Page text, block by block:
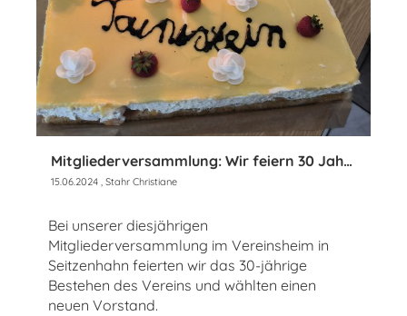
Mitgliederversammlung: Wir feiern 30 Jahre Tai Chi Verein Taunusstein
15.06.2024 , Stahr Christiane
Bei unserer diesjährigen
Mitgliederversammlung im Vereinsheim in
Seitzenhahn feierten wir das 30-jährige
Bestehen des Vereins und wählten einen
neuen Vorstand.